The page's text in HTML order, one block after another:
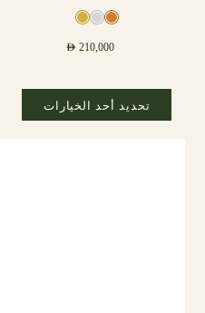
AED 210,000
تحديد أحد الخيارات